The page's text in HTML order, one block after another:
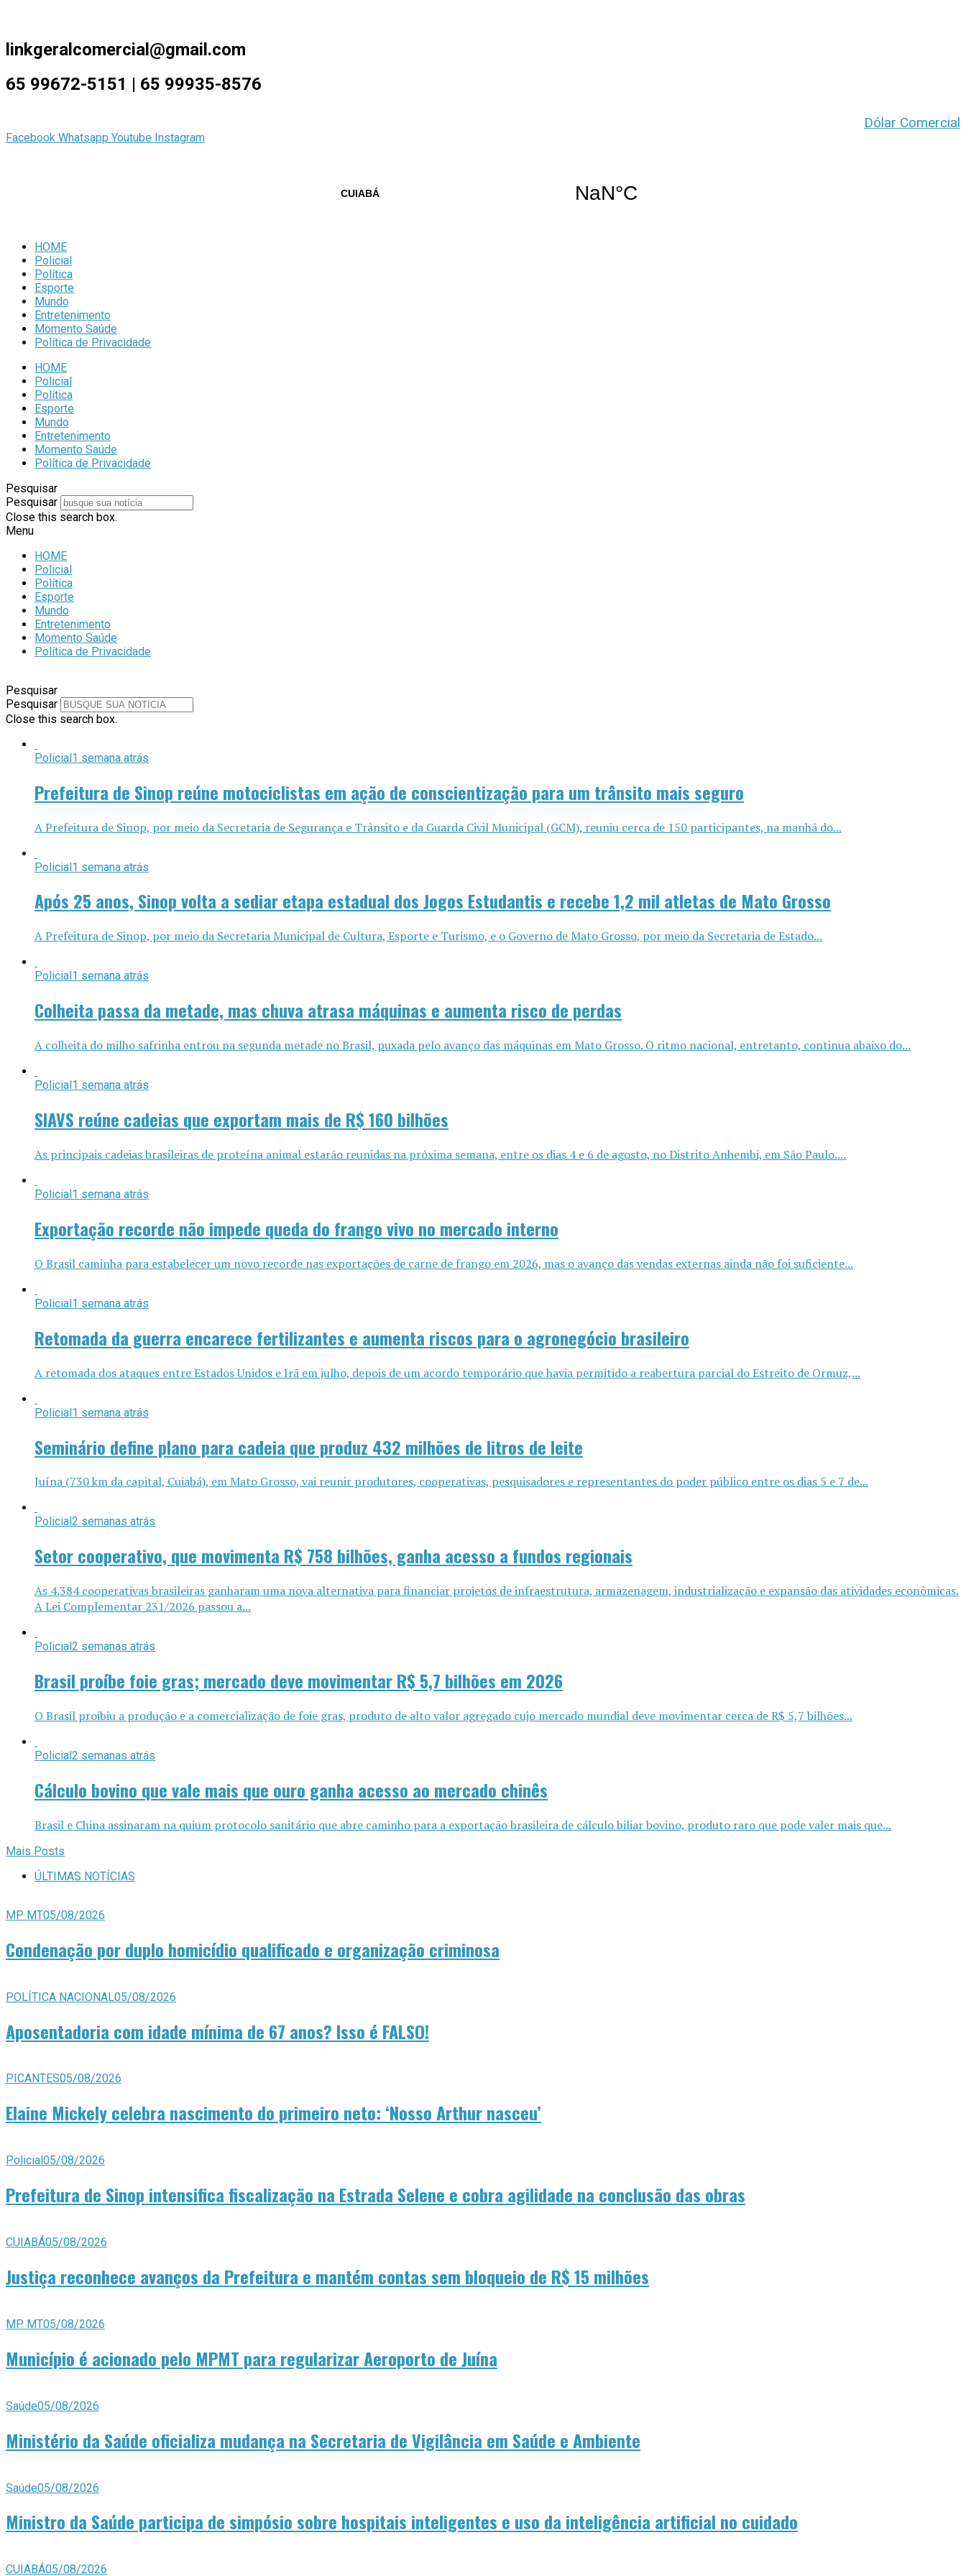
linkgeralcomercial@gmail.com
65 99672-5151 | 65 99935-8576
Dólar Comercial
Facebook Whatsapp Youtube Instagram
HOME
Policial
Política
Esporte
Mundo
Entretenimento
Momento Saúde
Política de Privacidade
HOME
Policial
Política
Esporte
Mundo
Entretenimento
Momento Saúde
Política de Privacidade
Pesquisar
Pesquisar
Close this search box.
Menu
HOME
Policial
Política
Esporte
Mundo
Entretenimento
Momento Saúde
Política de Privacidade
Pesquisar
Pesquisar
Close this search box.
Policial1 semana atrás
Prefeitura de Sinop reúne motociclistas em ação de conscientização para um trânsito mais seguro
A Prefeitura de Sinop, por meio da Secretaria de Segurança e Trânsito e da Guarda Civil Municipal (GCM), reuniu cerca de 150 participantes, na manhã do...
Policial1 semana atrás
Após 25 anos, Sinop volta a sediar etapa estadual dos Jogos Estudantis e recebe 1,2 mil atletas de Mato Grosso
A Prefeitura de Sinop, por meio da Secretaria Municipal de Cultura, Esporte e Turismo, e o Governo de Mato Grosso, por meio da Secretaria de Estado...
Policial 1 semana atrás
Colheita passa da metade, mas chuva atrasa máquinas e aumenta risco de perdas
A colheita do milho safrinha entrou na segunda metade no Brasil, puxada pelo avanço das máquinas em Mato Grosso. O ritmo nacional, entretanto, continua abaixo do...
Policial 1 semana atrás
SIAVS reúne cadeias que exportam mais de R$ 160 bilhões
As principais cadeias brasileiras de proteína animal estarão reunidas na próxima semana, entre os dias 4 e 6 de agosto, no Distrito Anhembi, em São Paulo....
Policial1 semana atrás
Exportação recorde não impede queda do frango vivo no mercado interno
O Brasil caminha para estabelecer um novo recorde nas exportações de carne de frango em 2026, mas o avanço das vendas externas ainda não foi suficiente...
Policial1 semana atrás
Retomada da guerra encarece fertilizantes e aumenta riscos para o agronegócio brasileiro
A retomada dos ataques entre Estados Unidos e Irã em julho, depois de um acordo temporário que havia permitido a reabertura parcial do Estreito de Ormuz,...
Policial1 semana atrás
Seminário define plano para cadeia que produz 432 milhões de litros de leite
Juína (730 km da capital, Cuiabá), em Mato Grosso, vai reunir produtores, cooperativas, pesquisadores e representantes do poder público entre os dias 5 e 7 de...
Policial 2 semanas atrás
Setor cooperativo, que movimenta R$ 758 bilhões, ganha acesso a fundos regionais
As 4.384 cooperativas brasileiras ganharam uma nova alternativa para financiar projetos de infraestrutura, armazenagem, industrialização e expansão das atividades econômicas.
A Lei Complementar 231/2026 passou a...
Policial 2 semanas atrás
Brasil proíbe foie gras; mercado deve movimentar R$ 5,7 bilhões em 2026
O Brasil proibiu a produção e a comercialização de foie gras, produto de alto valor agregado cujo mercado mundial deve movimentar cerca de R$ 5,7 bilhões...
Policial2 semanas atrás
Cálculo bovino que vale mais que ouro ganha acesso ao mercado chinês
Brasil e China assinaram na quium protocolo sanitário que abre caminho para a exportação brasileira de cálculo biliar bovino, produto raro que pode valer mais que...
Mais Posts
ÚLTIMAS NOTÍCIAS
MP MT05/08/2026
Condenação por duplo homicídio qualificado e organização criminosa
POLÍTICA NACIONAL05/08/2026
Aposentadoria com idade mínima de 67 anos? Isso é FALSO!
PICANTES05/08/2026
Elaine Mickely celebra nascimento do primeiro neto: ‘Nosso Arthur nasceu’
Policial 05/08/2026
Prefeitura de Sinop intensifica fiscalização na Estrada Selene e cobra agilidade na conclusão das obras
CUIABÁ05/08/2026
Justiça reconhece avanços da Prefeitura e mantém contas sem bloqueio de R$ 15 milhões
MP MT05/08/2026
Município é acionado pelo MPMT para regularizar Aeroporto de Juína
Saúde05/08/2026
Ministério da Saúde oficializa mudança na Secretaria de Vigilância em Saúde e Ambiente
Saúde05/08/2026
Ministro da Saúde participa de simpósio sobre hospitais inteligentes e uso da inteligência artificial no cuidado
CUIABÁ05/08/2026